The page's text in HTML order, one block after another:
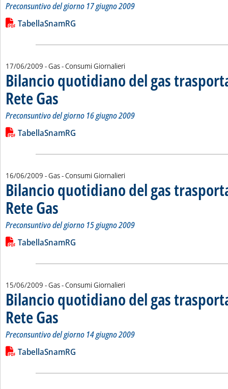
Preconsuntivo del giorno 17 giugno 2009
Leggi tutta la notizia: 'Bilancio quotidiano del gas
Lista allegati PDF alla notizia
TabellaSnamRG
17/06/2009 - Gas - Consumi Giornalieri
Bilancio quotidiano del gas
Rete Gas . Sottotitolo: Preconsuntivo del giorno 16 giugno 2009
. Pubblicata mercoledì 17 giugno 2009 alle 15.25.
Preconsuntivo del giorno 16 giugno 2009
Leggi tutta la notizia: 'Bilancio quotidiano del gas
Lista allegati PDF alla notizia
TabellaSnamRG
16/06/2009 - Gas - Consumi Giornalieri
Bilancio quotidiano del gas
Rete Gas . Sottotitolo: Preconsuntivo del giorno 15 giugno 2009
. Pubblicata martedì 16 giugno 2009 alle 15.27.
Preconsuntivo del giorno 15 giugno 2009
Leggi tutta la notizia: 'Bilancio quotidiano del gas
Lista allegati PDF alla notizia
TabellaSnamRG
15/06/2009 - Gas - Consumi Giornalieri
Bilancio quotidiano del gas
Rete Gas . Sottotitolo: Preconsuntivo del giorno 14 giugno 2009
. Pubblicata lunedì 15 giugno 2009 alle 15.14.
Preconsuntivo del giorno 14 giugno 2009
Leggi tutta la notizia: 'Bilancio quotidiano del gas
Lista allegati PDF alla notizia
TabellaSnamRG